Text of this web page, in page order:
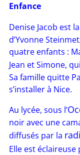
Enfance
Denise Jacob est
d’Yvonne
quatre enfants :
Jean et Simone,
Sa famille quitte
s’installer à Nice.
Au lycée, sous l’
noir avec une
diffusés par la
Elle est éclaireuse